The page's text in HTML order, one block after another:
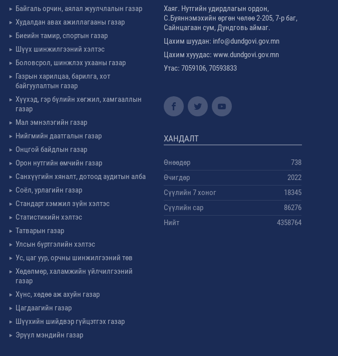
Байгаль орчин, аялал жуулчлалын газар
Худалдан авах ажиллагааны газар
Биеийн тамир, спортын газар
Шүүх шинжилгээний хэлтэс
Боловсрол, шинжлэх ухааны газар
Газрын харилцаа, барилга, хот
байгуулалтын газар
Хүүхэд, гэр бүлийн хөгжил, хамгааллын
газар
Мал эмнэлэгийн газар
Нийгмийн даатгалын газар
Онцгой байдлын газар
Орон нутгийн өмчийн газар
Санхүүгийн хяналт, дотоод аудитын алба
Соёл, урлагийн газар
Стандарт хэмжил зүйн хэлтэс
Статистикийн хэлтэс
Татварын газар
Улсын бүртгэлийн хэлтэс
Ус, цаг уур, орчны шинжилгээний төв
Хөдөлмөр, халамжийн үйлчилгээний
газар
Хүнс, хөдөө аж ахуйн газар
Цагдаагийн газар
Шүүхийн шийдвэр гүйцэтгэх газар
Эрүүл мэндийн газар
Хаяг. Нутгийн удирдлагын ордон,
С.Буяннэмэхийн өргөн чөлөө 2-205, 7-р баг,
Сайнцагаан сум, Дундговь аймаг.
Цахим шуудан: info@dundgovi.gov.mn
Цахим хууудас: www.dundgovi.gov.mn
Утас: 7059106, 70593833
ХАНДАЛТ
Өнөөдөр
738
Өчигдөр
2022
Сүүлийн 7 хоног
18345
Сүүлийн сар
86276
Нийт
4358764